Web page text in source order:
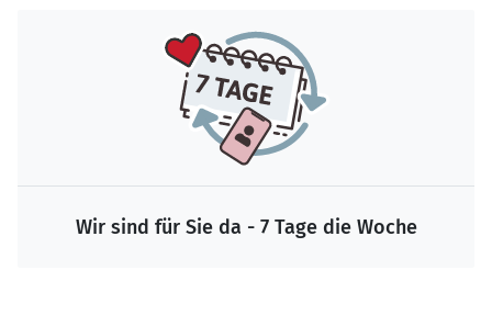
Wir sind für Sie da - 7 Tage die Woche